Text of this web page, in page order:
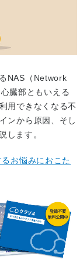
NAS（Network
臓部ともいえる
用できなくなる不
ンから原因、そし
します。
お悩みにおこた